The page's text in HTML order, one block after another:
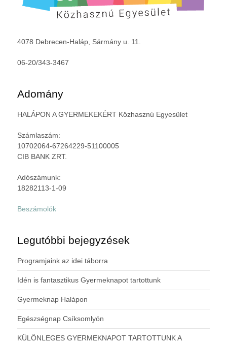
4078 Debrecen-Haláp, Sármány u. 11.
06-20/343-3467
Adomány
HALÁPON A GYERMEKEKÉRT Közhasznú Egyesület
Számlaszám:
10702064-67264229-51100005
CIB BANK ZRT.
Adószámunk:
18282113-1-09
Beszámolók
Legutóbbi bejegyzések
Programjaink az idei táborra
Idén is fantasztikus Gyermeknapot tartottunk
Gyermeknap Halápon
Egészségnap Csíksomlyón
KÜLÖNLEGES GYERMEKNAPOT TARTOTTUNK A